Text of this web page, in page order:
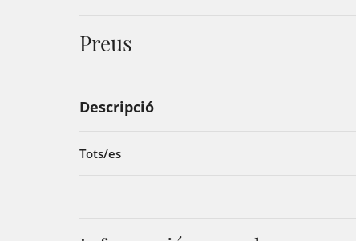
Preus
Descripció
Tots/es